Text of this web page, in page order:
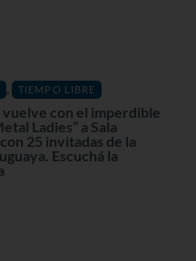
, TIEMPO LIBRE
vuelve con el imperdible
Ladies” a Sala
25 invitadas de la
Escuchá la